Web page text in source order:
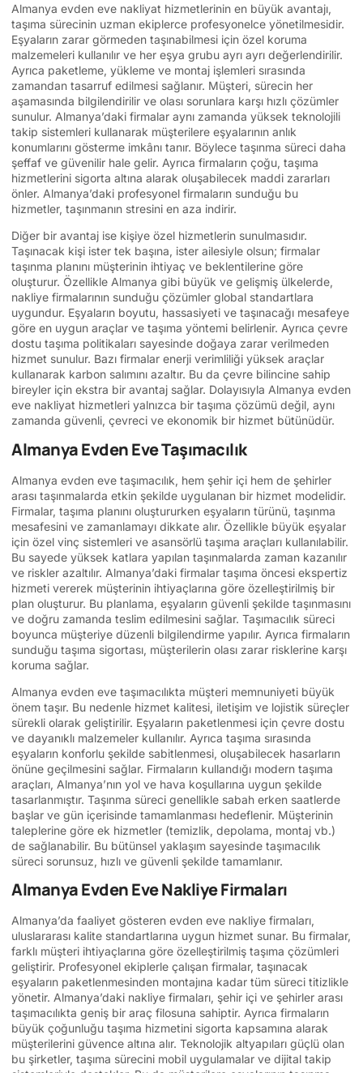
Almanya evden eve nakliyat hizmetlerinin en büyük avantajı,
taşıma sürecinin uzman ekiplerce profesyonelce yönetilmesidir.
Eşyaların zarar görmeden taşınabilmesi için özel koruma
malzemeleri kullanılır ve her eşya grubu ayrı ayrı değerlendirilir.
Ayrıca paketleme, yükleme ve montaj işlemleri sırasında
zamandan tasarruf edilmesi sağlanır. Müşteri, sürecin her
aşamasında bilgilendirilir ve olası sorunlara karşı hızlı çözümler
sunulur. Almanya’daki firmalar aynı zamanda yüksek teknolojili
takip sistemleri kullanarak müşterilere eşyalarının anlık
konumlarını gösterme imkânı tanır. Böylece taşınma süreci daha
şeffaf ve güvenilir hale gelir. Ayrıca firmaların çoğu, taşıma
hizmetlerini sigorta altına alarak oluşabilecek maddi zararları
önler. Almanya’daki profesyonel firmaların sunduğu bu
hizmetler, taşınmanın stresini en aza indirir.
Diğer bir avantaj ise kişiye özel hizmetlerin sunulmasıdır.
Taşınacak kişi ister tek başına, ister ailesiyle olsun; firmalar
taşınma planını müşterinin ihtiyaç ve beklentilerine göre
oluşturur. Özellikle Almanya gibi büyük ve gelişmiş ülkelerde,
nakliye firmalarının sunduğu çözümler global standartlara
uygundur. Eşyaların boyutu, hassasiyeti ve taşınacağı mesafeye
göre en uygun araçlar ve taşıma yöntemi belirlenir. Ayrıca çevre
dostu taşıma politikaları sayesinde doğaya zarar verilmeden
hizmet sunulur. Bazı firmalar enerji verimliliği yüksek araçlar
kullanarak karbon salımını azaltır. Bu da çevre bilincine sahip
bireyler için ekstra bir avantaj sağlar. Dolayısıyla Almanya evden
eve nakliyat hizmetleri yalnızca bir taşıma çözümü değil, aynı
zamanda güvenli, çevreci ve ekonomik bir hizmet bütünüdür.
Almanya Evden Eve Taşımacılık
Almanya evden eve taşımacılık, hem şehir içi hem de şehirler
arası taşınmalarda etkin şekilde uygulanan bir hizmet modelidir.
Firmalar, taşıma planını oluştururken eşyaların türünü, taşınma
mesafesini ve zamanlamayı dikkate alır. Özellikle büyük eşyalar
için özel vinç sistemleri ve asansörlü taşıma araçları kullanılabilir.
Bu sayede yüksek katlara yapılan taşınmalarda zaman kazanılır
ve riskler azaltılır. Almanya’daki firmalar taşıma öncesi ekspertiz
hizmeti vererek müşterinin ihtiyaçlarına göre özelleştirilmiş bir
plan oluşturur. Bu planlama, eşyaların güvenli şekilde taşınmasını
ve doğru zamanda teslim edilmesini sağlar. Taşımacılık süreci
boyunca müşteriye düzenli bilgilendirme yapılır. Ayrıca firmaların
sunduğu taşıma sigortası, müşterilerin olası zarar risklerine karşı
koruma sağlar.
Almanya evden eve taşımacılıkta müşteri memnuniyeti büyük
önem taşır. Bu nedenle hizmet kalitesi, iletişim ve lojistik süreçler
sürekli olarak geliştirilir. Eşyaların paketlenmesi için çevre dostu
ve dayanıklı malzemeler kullanılır. Ayrıca taşıma sırasında
eşyaların konforlu şekilde sabitlenmesi, oluşabilecek hasarların
önüne geçilmesini sağlar. Firmaların kullandığı modern taşıma
araçları, Almanya’nın yol ve hava koşullarına uygun şekilde
tasarlanmıştır. Taşınma süreci genellikle sabah erken saatlerde
başlar ve gün içerisinde tamamlanması hedeflenir. Müşterinin
taleplerine göre ek hizmetler (temizlik, depolama, montaj vb.)
de sağlanabilir. Bu bütünsel yaklaşım sayesinde taşımacılık
süreci sorunsuz, hızlı ve güvenli şekilde tamamlanır.
Almanya Evden Eve Nakliye Firmaları
Almanya’da faaliyet gösteren evden eve nakliye firmaları,
uluslararası kalite standartlarına uygun hizmet sunar. Bu firmalar,
farklı müşteri ihtiyaçlarına göre özelleştirilmiş taşıma çözümleri
geliştirir. Profesyonel ekiplerle çalışan firmalar, taşınacak
eşyaların paketlenmesinden montajına kadar tüm süreci titizlikle
yönetir. Almanya’daki nakliye firmaları, şehir içi ve şehirler arası
taşımacılıkta geniş bir araç filosuna sahiptir. Ayrıca firmaların
büyük çoğunluğu taşıma hizmetini sigorta kapsamına alarak
müşterilerini güvence altına alır. Teknolojik altyapıları güçlü olan
bu şirketler, taşıma sürecini mobil uygulamalar ve dijital takip